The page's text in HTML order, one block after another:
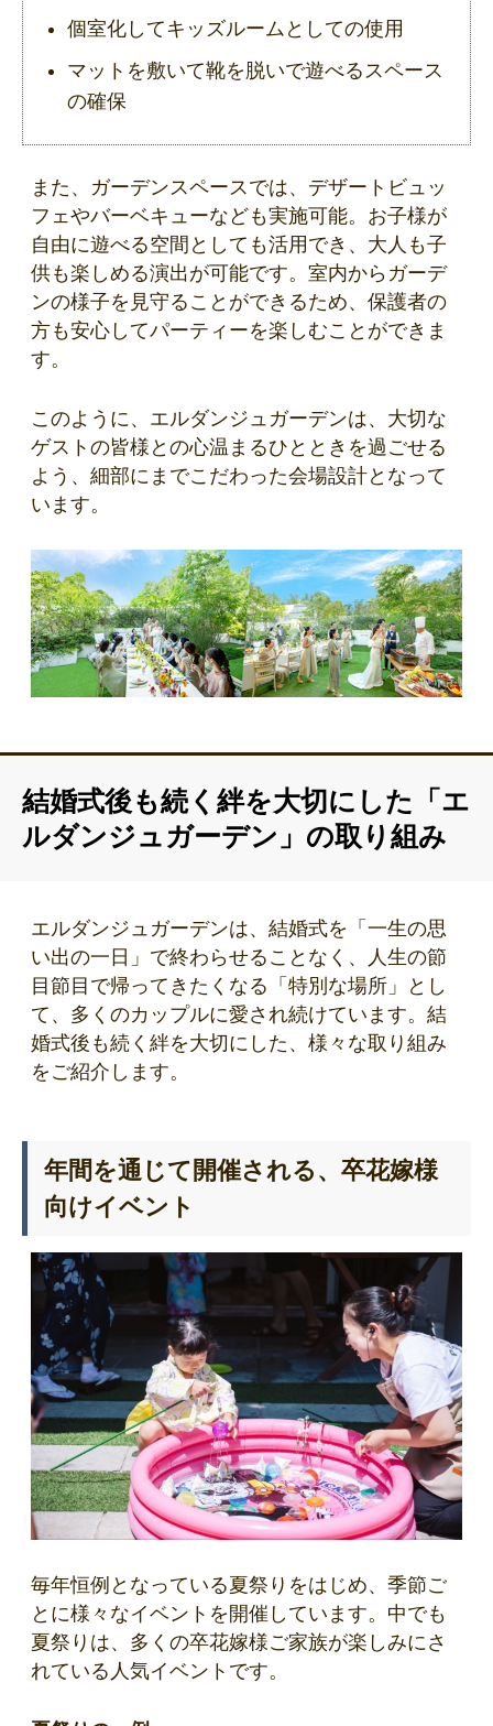
個室化してキッズルームとしての使用
マットを敷いて靴を脱いで遊べるスペース
の確保
また、ガーデンスペースでは、デザートビュッ
フェやバーベキューなども実施可能。お子様が
自由に遊べる空間としても活用でき、大人も子
供も楽しめる演出が可能です。室内からガーデ
ンの様子を見守ることができるため、保護者の
方も安心してパーティーを楽しむことができま
す。
このように、エルダンジュガーデンは、大切な
ゲストの皆様との心温まるひとときを過ごせる
よう、細部にまでこだわった会場設計となって
います。
結婚式後も続く絆を大切にした「エ
ルダンジュガーデン」の取り組み
エルダンジュガーデンは、結婚式を「一生の思
い出の一日」で終わらせることなく、人生の節
目節目で帰ってきたくなる「特別な場所」とし
て、多くのカップルに愛され続けています。結
婚式後も続く絆を大切にした、様々な取り組み
をご紹介します。
年間を通じて開催される、卒花嫁様
向けイベント
毎年恒例となっている夏祭りをはじめ、季節ご
とに様々なイベントを開催しています。中でも
夏祭りは、多くの卒花嫁様ご家族が楽しみにさ
れている人気イベントです。